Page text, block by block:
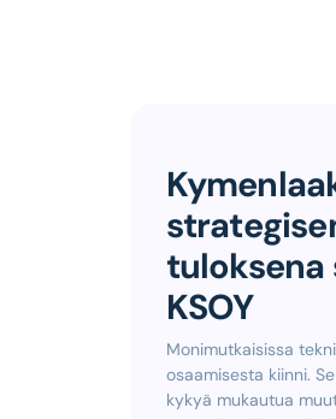
tuloksena
KSOY
Monimutkaisissa
osaamisesta kiinni.
kykyä mukautua